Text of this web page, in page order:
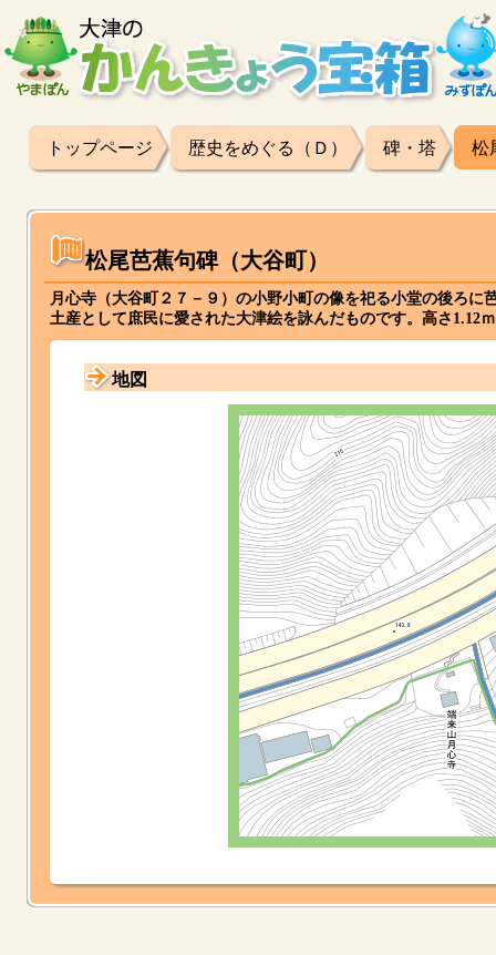
トップページ 歴史をめぐる（Ｄ） 碑・塔 松
松尾芭蕉句碑（大谷町）
月心寺（大谷町２７－９）の小野小町の像を祀る小堂の後ろ
土産として庶民に愛された大津絵を詠んだものです。高さ
地図